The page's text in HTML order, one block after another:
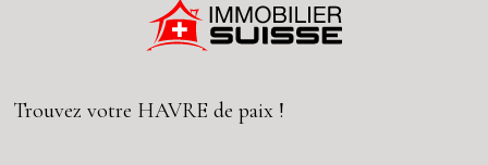
Trouvez votre HAVRE de paix !